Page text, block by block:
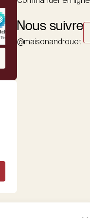
Nous suivre
@maisonandrouet